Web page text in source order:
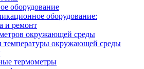
оборудование
оборудование:
и ремонт
окружающей среды
температуры окружающей среды
термометры